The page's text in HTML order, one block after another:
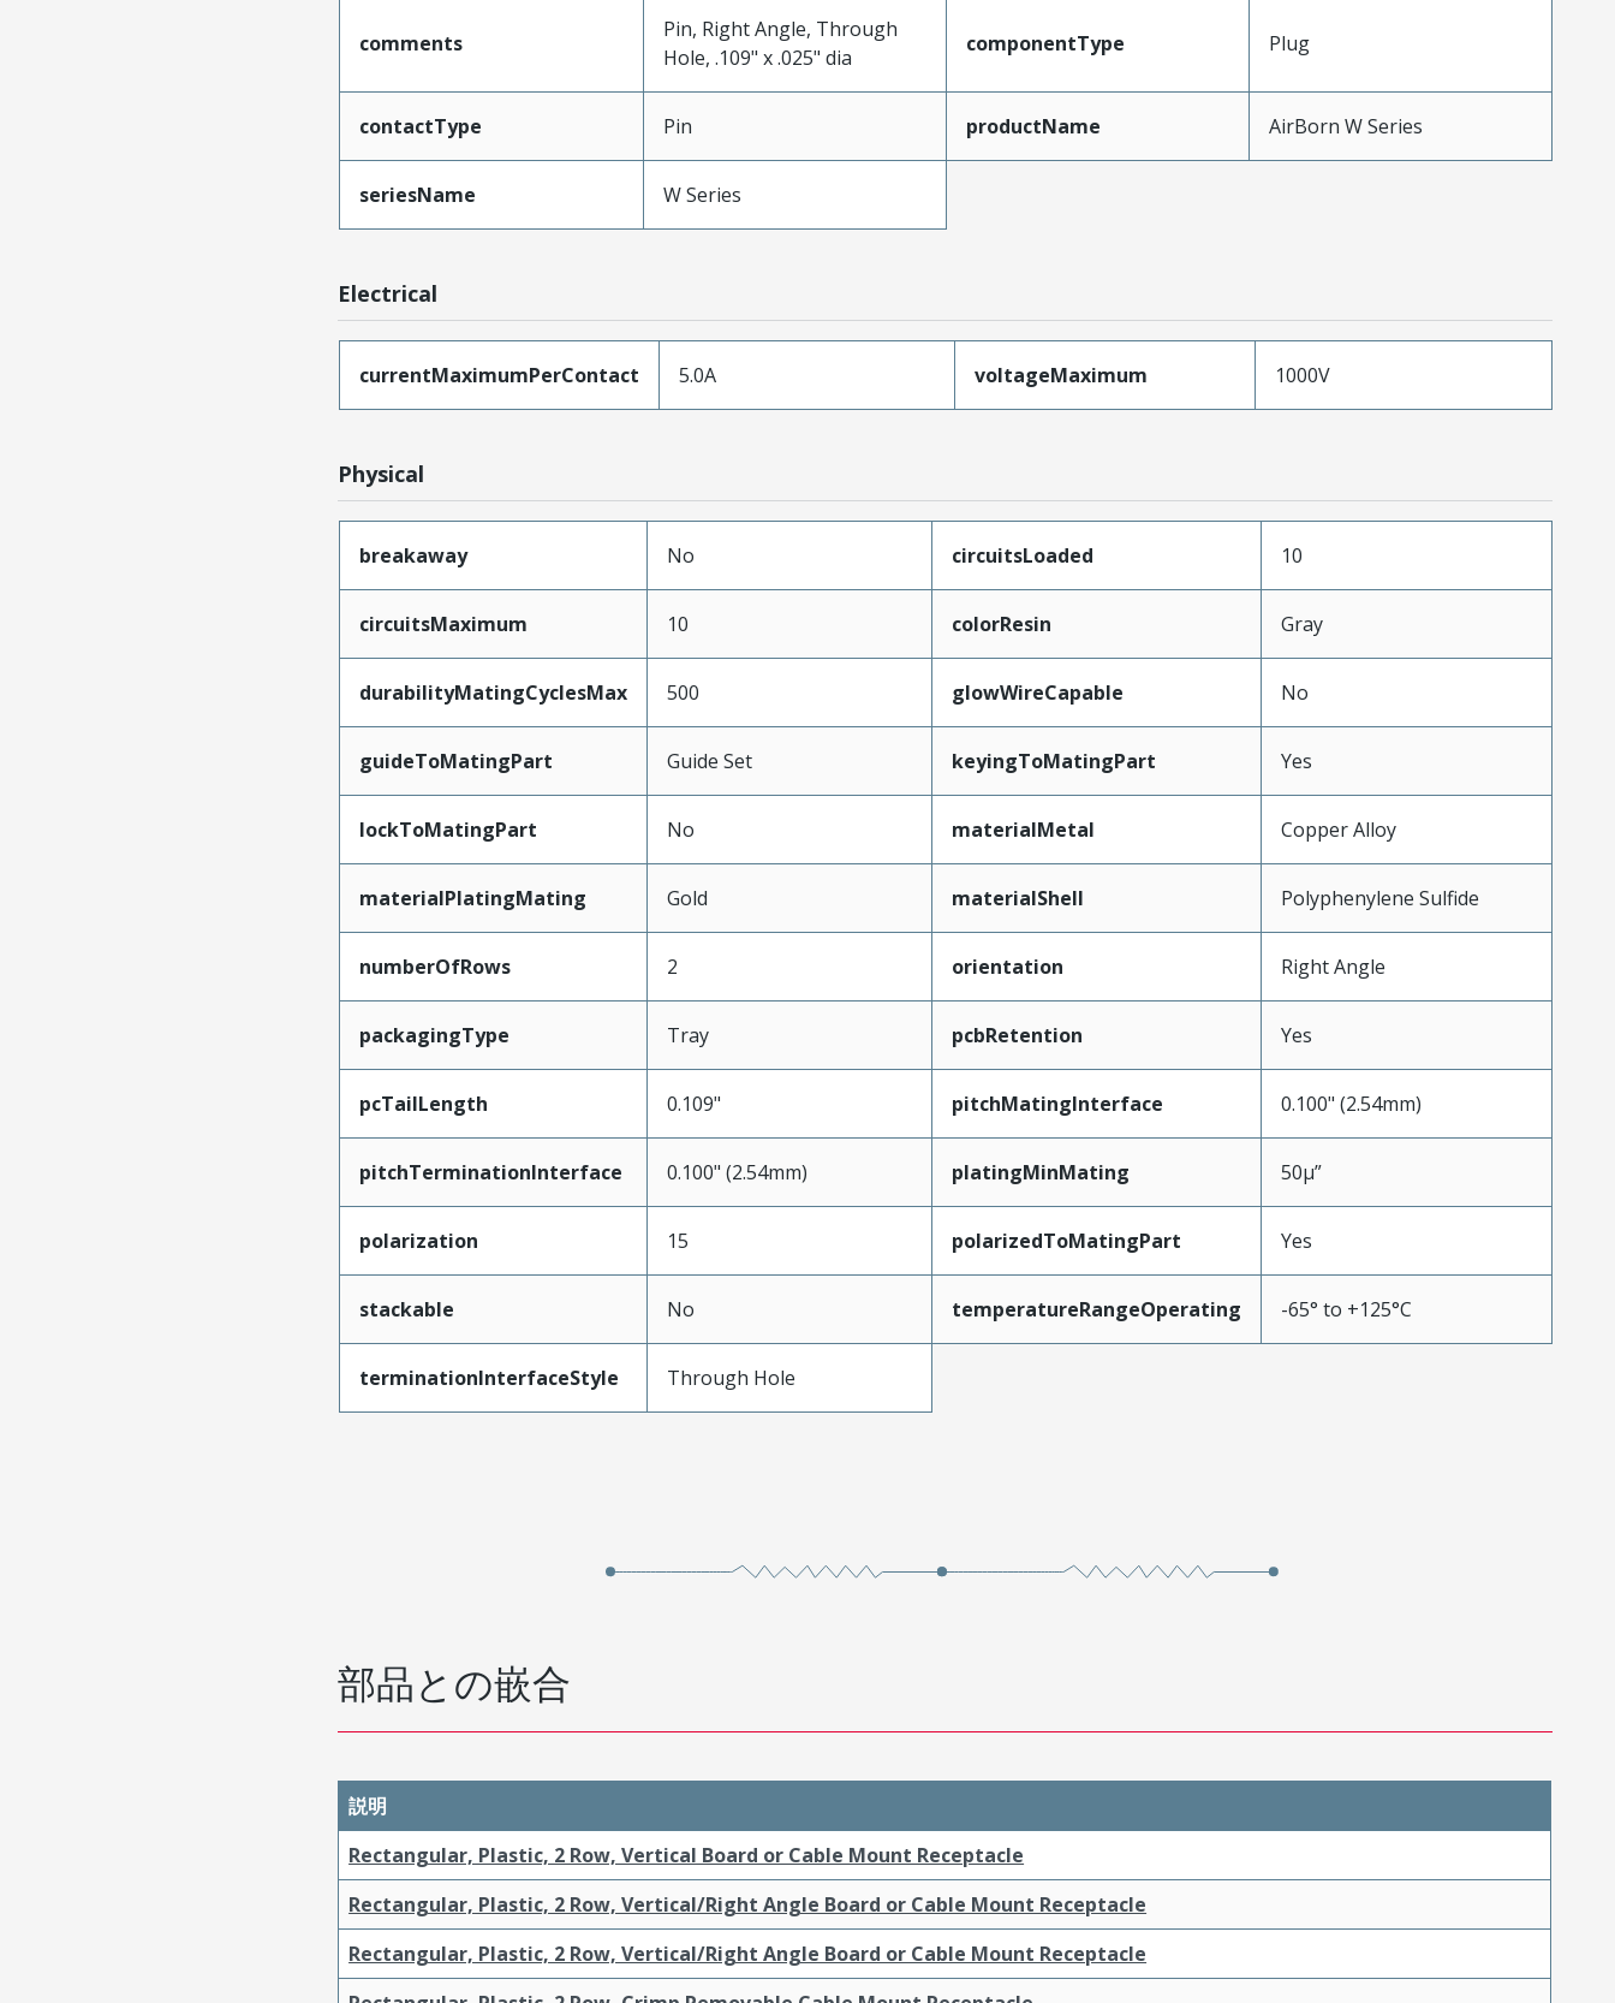
comments
Pin, Right Angle, Through
Hole, .109" x .025" dia
componentType Plug
contactType Pin productName AirBorn W Series
seriesName W Series
Electrical
currentMaximumPerContact 5.0A voltageMaximum 1000V
Physical
breakaway No circuitsLoaded 10
circuitsMaximum 10 colorResin Gray
durabilityMatingCyclesMax 500 glowWireCapable No
guideToMatingPart Guide Set keyingToMatingPart Yes
lockToMatingPart No materialMetal Copper Alloy
materialPlatingMating Gold materialShell Polyphenylene Sulfide
numberOfRows 2 orientation Right Angle
packagingType Tray pcbRetention Yes
pcTailLength 0.109" pitchMatingInterface 0.100" (2.54mm)
pitchTerminationInterface 0.100" (2.54mm) platingMinMating 50µ”
polarization 15 polarizedToMatingPart Yes
stackable No temperatureRangeOperating -65° to +125°C
terminationInterfaceStyle Through Hole
部品との嵌合
説明
Rectangular, Plastic, 2 Row, Vertical Board or Cable Mount Receptacle
Rectangular, Plastic, 2 Row, Vertical/Right Angle Board or Cable Mount Receptacle
Rectangular, Plastic, 2 Row, Vertical/Right Angle Board or Cable Mount Receptacle